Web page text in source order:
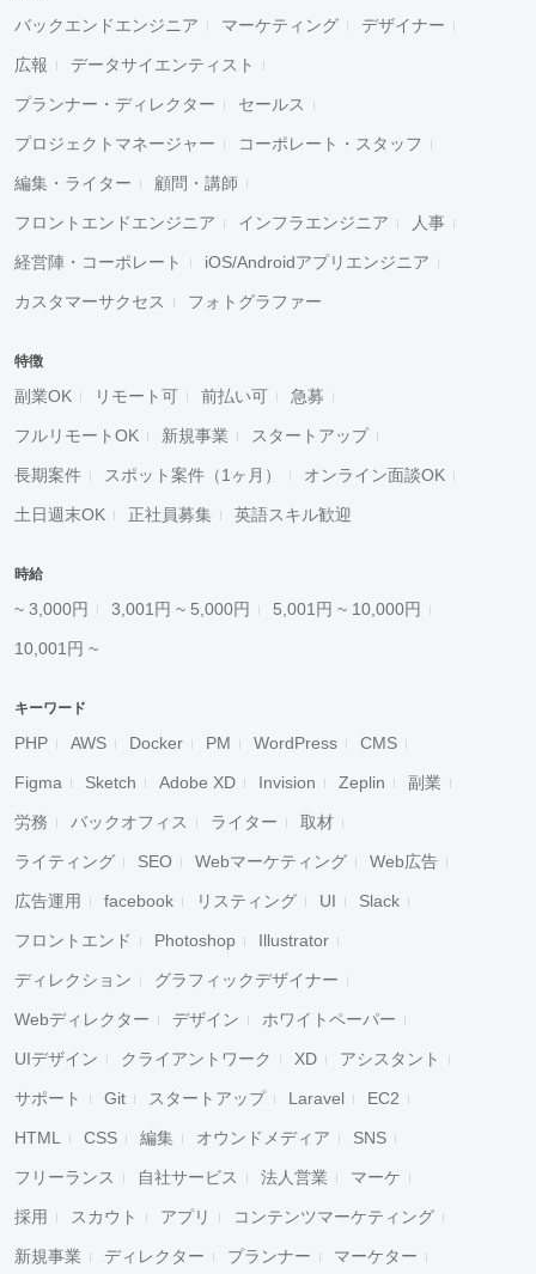
バックエンドエンジニア マーケティング デザイナー
広報 データサイエンティスト
プランナー・ディレクター セールス
プロジェクトマネージャー コーポレート・スタッフ
編集・ライター 顧問・講師
フロントエンドエンジニア インフラエンジニア 人事
経営陣・コーポレート iOS/Androidアプリエンジニア
カスタマーサクセス フォトグラファー
特徴
副業OK リモート可 前払い可 急募
フルリモートOK 新規事業 スタートアップ
長期案件 スポット案件（1ヶ月） オンライン面談OK
土日週末OK 正社員募集 英語スキル歓迎
時給
~ 3,000円 3,001円 ~ 5,000円 5,001円 ~ 10,000円
10,001円 ~
キーワード
PHP AWS Docker PM WordPress CMS
Figma Sketch Adobe XD Invision Zeplin 副業
労務 バックオフィス ライター 取材
ライティング SEO Webマーケティング Web広告
広告運用 facebook リスティング UI Slack
フロントエンド Photoshop Illustrator
ディレクション グラフィックデザイナー
Webディレクター デザイン ホワイトペーパー
UIデザイン クライアントワーク XD アシスタント
サポート Git スタートアップ Laravel EC2
HTML CSS 編集 オウンドメディア SNS
フリーランス 自社サービス 法人営業 マーケ
採用 スカウト アプリ コンテンツマーケティング
新規事業 ディレクター プランナー マーケター